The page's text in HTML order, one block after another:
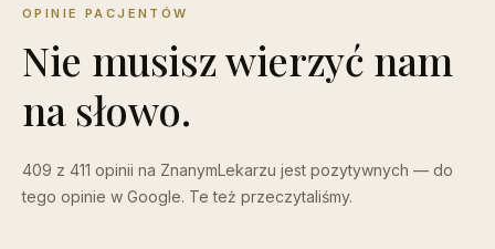
OPINIE PACJENTÓW
Nie musisz wierzyć nam
na słowo.
409 z 411 opinii na ZnanymLekarzu jest pozytywnych — do
tego opinie w Google. Te też przeczytaliśmy.